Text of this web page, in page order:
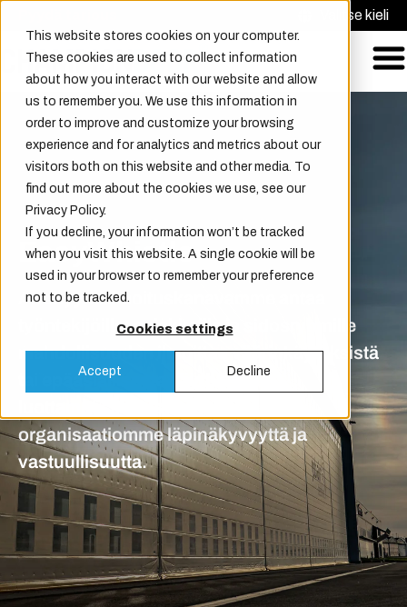
This website stores cookies on your computer.
These cookies are used to collect information
about how you interact with our website and allow
us to remember you. We use this information in
order to improve and customize your browsing
experience and for analytics and metrics about our
visitors both on this website and other media. To
find out more about the cookies we use, see our
Privacy Policy.
If you decline, your information won’t be tracked
when you visit this website. A single cookie will be
used in your browser to remember your preference
not to be tracked.
Cookies settings
Accept Decline
Valitse kieli
EasyWhistle
Anonyymi ilmoituskanavamme antaa
työntekijöille, asiakkaille ja sidosryhmille
mahdollisuuden ilmoittaa väärinkäytöksistä
tai epäasiallisesta käytöksestä
organisaatiomme läpinäkyvyyttä ja
vastuullisuutta.